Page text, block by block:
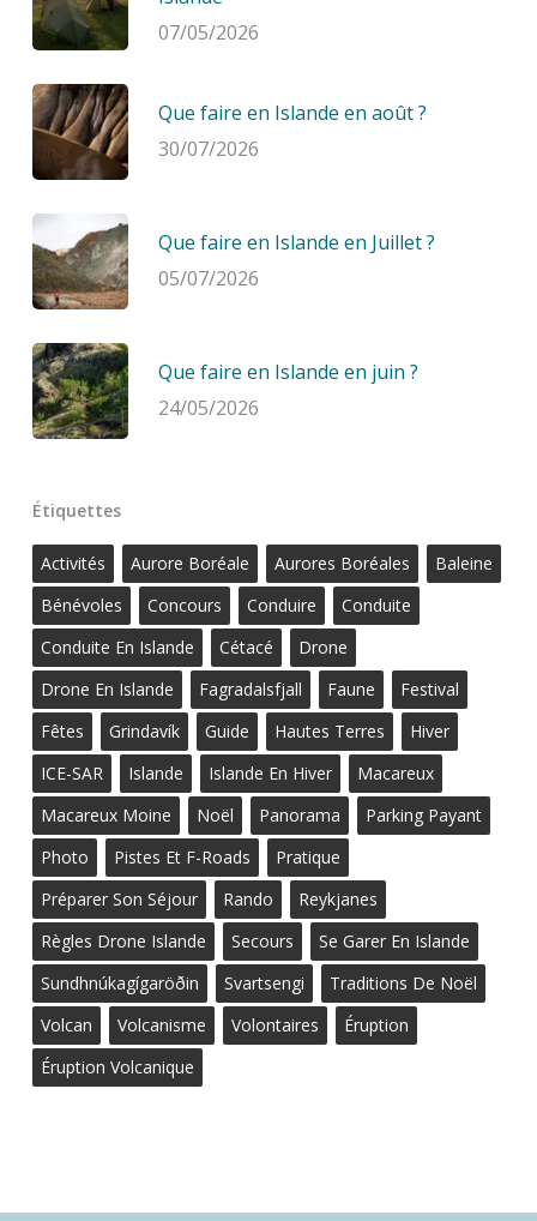
07/05/2026
Que faire en Islande en août ?
30/07/2026
Que faire en Islande en Juillet ?
05/07/2026
Que faire en Islande en juin ?
24/05/2026
Étiquettes
Activités Aurore Boréale Aurores Boréales
Baleine
Bénévoles
Concours Conduire
Conduite
Conduite En Islande
Cétacé
Drone
Drone En Islande
Fagradalsfjall Faune
Festival
Fêtes
Grindavík Guide Hautes Terres
Hiver
ICE-SAR
Islande Islande En Hiver
Macareux
Macareux Moine
Noël Panorama
Parking Payant
Photo
Pistes Et F-Roads
Pratique
Préparer Son Séjour
Rando
Reykjanes
Règles Drone Islande
Secours
Se Garer En Islande
Sundhnúkagígaröðin
Svartsengi
Traditions De Noël
Volcan
Volcanisme Volontaires
Éruption
Éruption Volcanique